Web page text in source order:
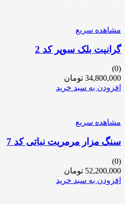
مشاهده سریع
گرانیت بلک سوپر کد 2
(0)
34,800,000 تومان
افزودن به سبد خرید
مشاهده سریع
سنگ مزار مرمریت نباتی کد 7
(0)
52,200,000 تومان
افزودن به سبد خرید